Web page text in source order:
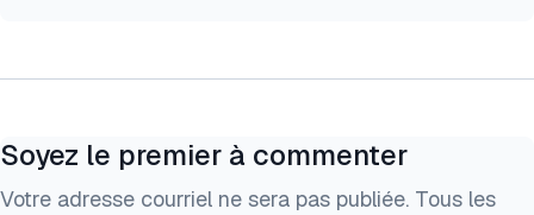
Soyez le premier à commenter
Votre adresse courriel ne sera pas publiée. Tous les